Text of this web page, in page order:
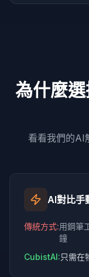
為什麼
看看我們的AI
AI對比手
傳統方式:用鋼筆
鐘
CubistAI:只需在